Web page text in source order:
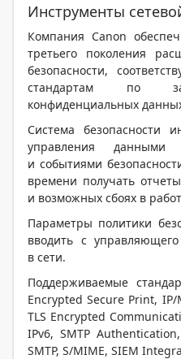
Инструменты
Компания Canon
третьего поколения
безопасности,
стандартам по
конфиденциальных
Система безопасности
управления данными
и событиями
времени получать
и возможных сбоях в
Параметры политики
вводить с
в сети.
Поддерживаемые
Encrypted Secure Print,
TLS Encrypted
IPv6, SMTP
SMTP, S/MIME, SIEM